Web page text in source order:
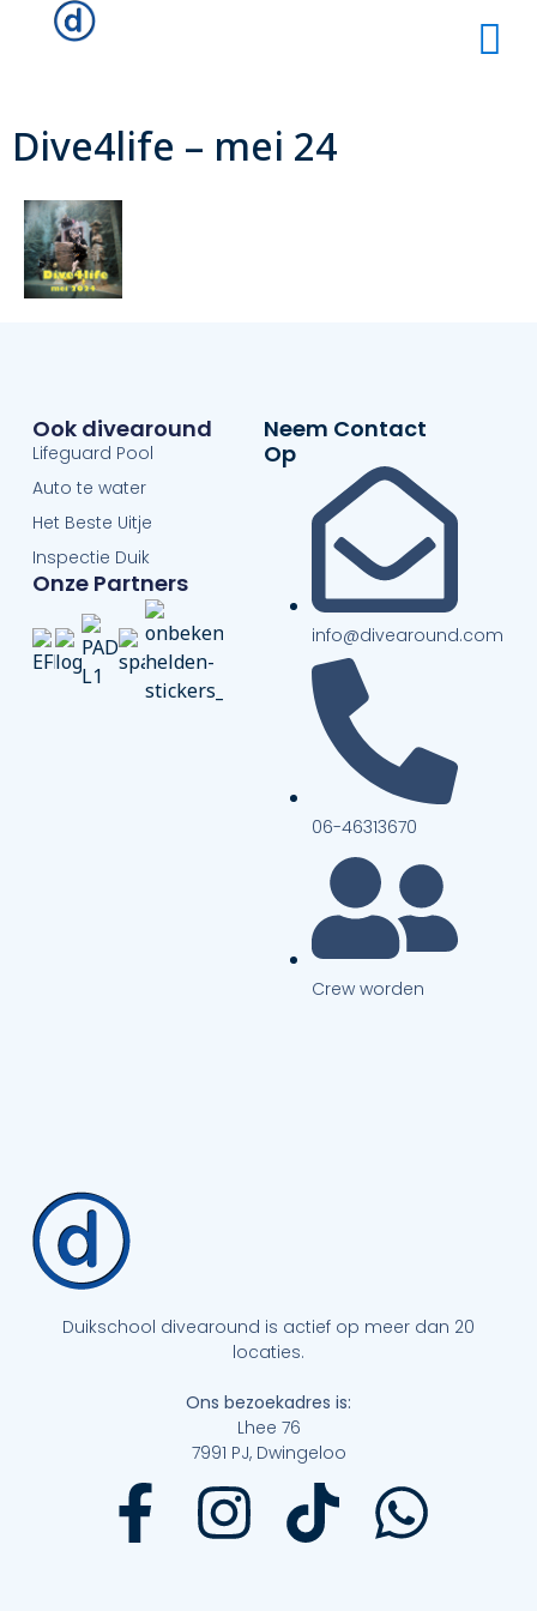
Dive4life – mei 24
Duikschool divearound is actief op meer dan 20
locaties.
Ons bezoekadres is:
Lhee 76
7991 PJ, Dwingeloo
Ook divearound
Lifeguard Pool
Auto te water
Het Beste Uitje
Inspectie Duik
Onze Partners
Neem Contact
Op
info@divearound.com
06-46313670
Crew worden